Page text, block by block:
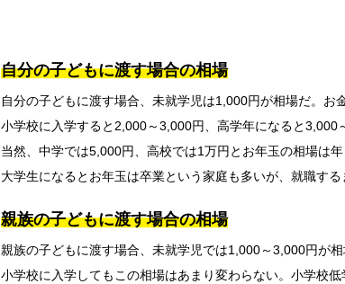
自分の子どもに渡す場合の相場
自分の子どもに渡す場合、未就学児は1,000円が相場だ。お
小学校に入学すると2,000～3,000円、高学年になると3,000
当然、中学では5,000円、高校では1万円とお年玉の相場は年
大学生になるとお年玉は卒業という家庭も多いが、就職す
親族の子どもに渡す場合の相場
親族の子どもに渡す場合、未就学児では1,000～3,000円が相
小学校に入学してもこの相場はあまり変わらない。小学校